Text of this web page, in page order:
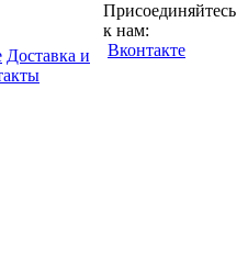
Доставка и
Присоединяйтесь
к нам:
Вконтакте